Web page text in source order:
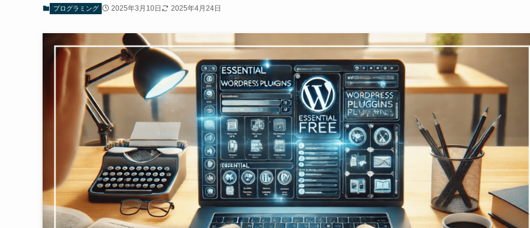
プログラミング 2025年3月10日 2025年4月24日